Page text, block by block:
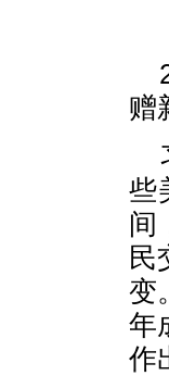
赠
些
间
民
变
年
作